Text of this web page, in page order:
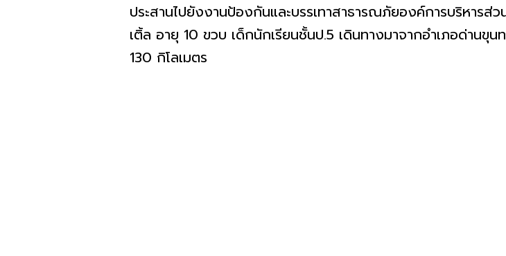
ประสานไปยังงานป้องกันและบรรเทาสาธารณภัยองค์การบริหารส่
เติ้ล อายุ 10 ขวบ เด็กนักเรียนชั้นป.5 เดินทางมาจากอำเภอด่าน
130 กิโลเมตร